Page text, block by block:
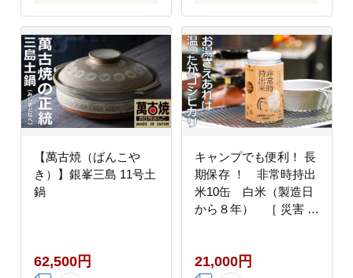
チュラル 肌にやさしい
敏感肌
【萬古焼（ばんこや
き）】銀峯三島 11号土
鍋
62,500円
キャンプでも便利！ 長
期保存 ！ 非常時持出
米10缶 白米（製造日
から８年） ［ 災害 災
非常食 米 ごはん ご飯
21,000円